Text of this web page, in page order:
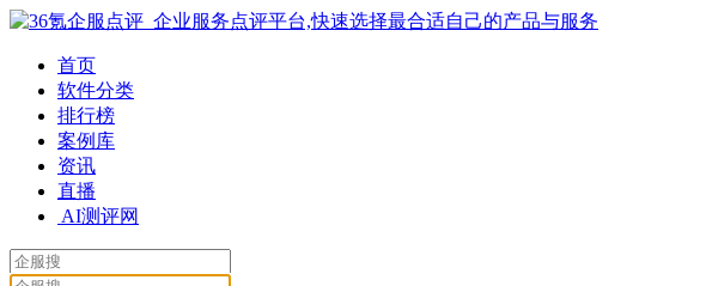
首页
软件分类
排行榜
案例库
资讯
直播
AI测评网